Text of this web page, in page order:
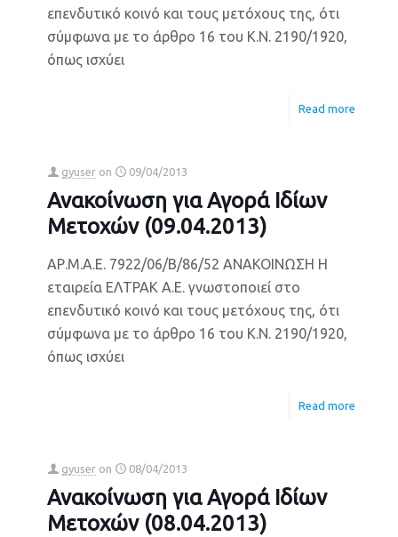
επενδυτικό κοινό και τους μετόχους της, ότι
σύμφωνα με το άρθρο 16 του Κ.Ν. 2190/1920,
όπως ισχύει
Read more
gyuser on 09/04/2013
Ανακοίνωση για Αγορά Ιδίων
Μετοχών (09.04.2013)
ΑΡ.Μ.Α.Ε. 7922/06/Β/86/52 ΑΝΑΚΟΙΝΩΣΗ Η
εταιρεία ΕΛΤΡΑΚ Α.Ε. γνωστοποιεί στο
επενδυτικό κοινό και τους μετόχους της, ότι
σύμφωνα με το άρθρο 16 του Κ.Ν. 2190/1920,
όπως ισχύει
Read more
gyuser on 08/04/2013
Ανακοίνωση για Αγορά Ιδίων
Μετοχών (08.04.2013)